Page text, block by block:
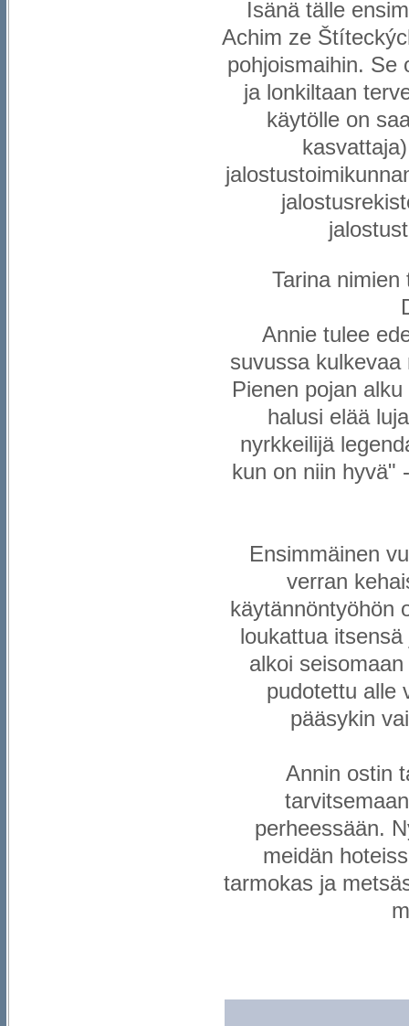
Isänä tälle
Achim ze
pohjoismaihin. Se
ja lonkiltaan
käytölle on
Tarina
Annie tulee
suvussa
Pienen pojan
halusi elää
nyrkkeilijä
kun on niin hyvä"
Ensimmäinen
verran
käytännöntyöhön
loukattua
alkoi
pudotettu alle
pääsykin
Annin ostin
perheessään.
meidän
tarmokas ja